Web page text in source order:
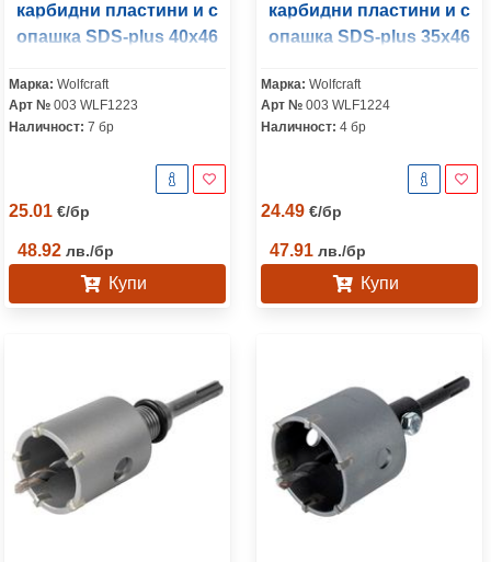
карбидни пластини и с
опашка SDS-plus 40x46
Марка: Wolfcraft
Арт № 003 WLF1223
Наличност: 7 бр
25.01 €/бр
48.92 лв./бр
Купи
карбидни пластини и с
опашка SDS-plus 35x46
Марка: Wolfcraft
Арт № 003 WLF1224
Наличност: 4 бр
24.49 €/бр
47.91 лв./бр
Купи